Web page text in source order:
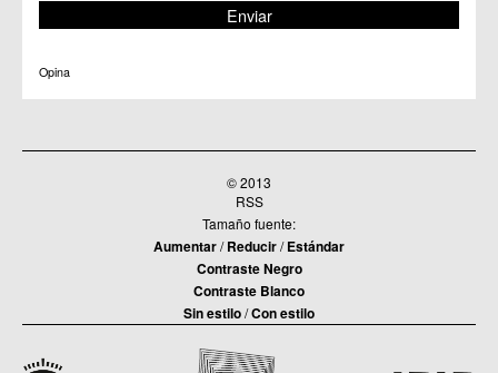
Opina
© 2013
RSS
Tamaño fuente:
Aumentar/Reducir/Estándar
Contraste Negro
Contraste Blanco
Sin estilo/Con estilo